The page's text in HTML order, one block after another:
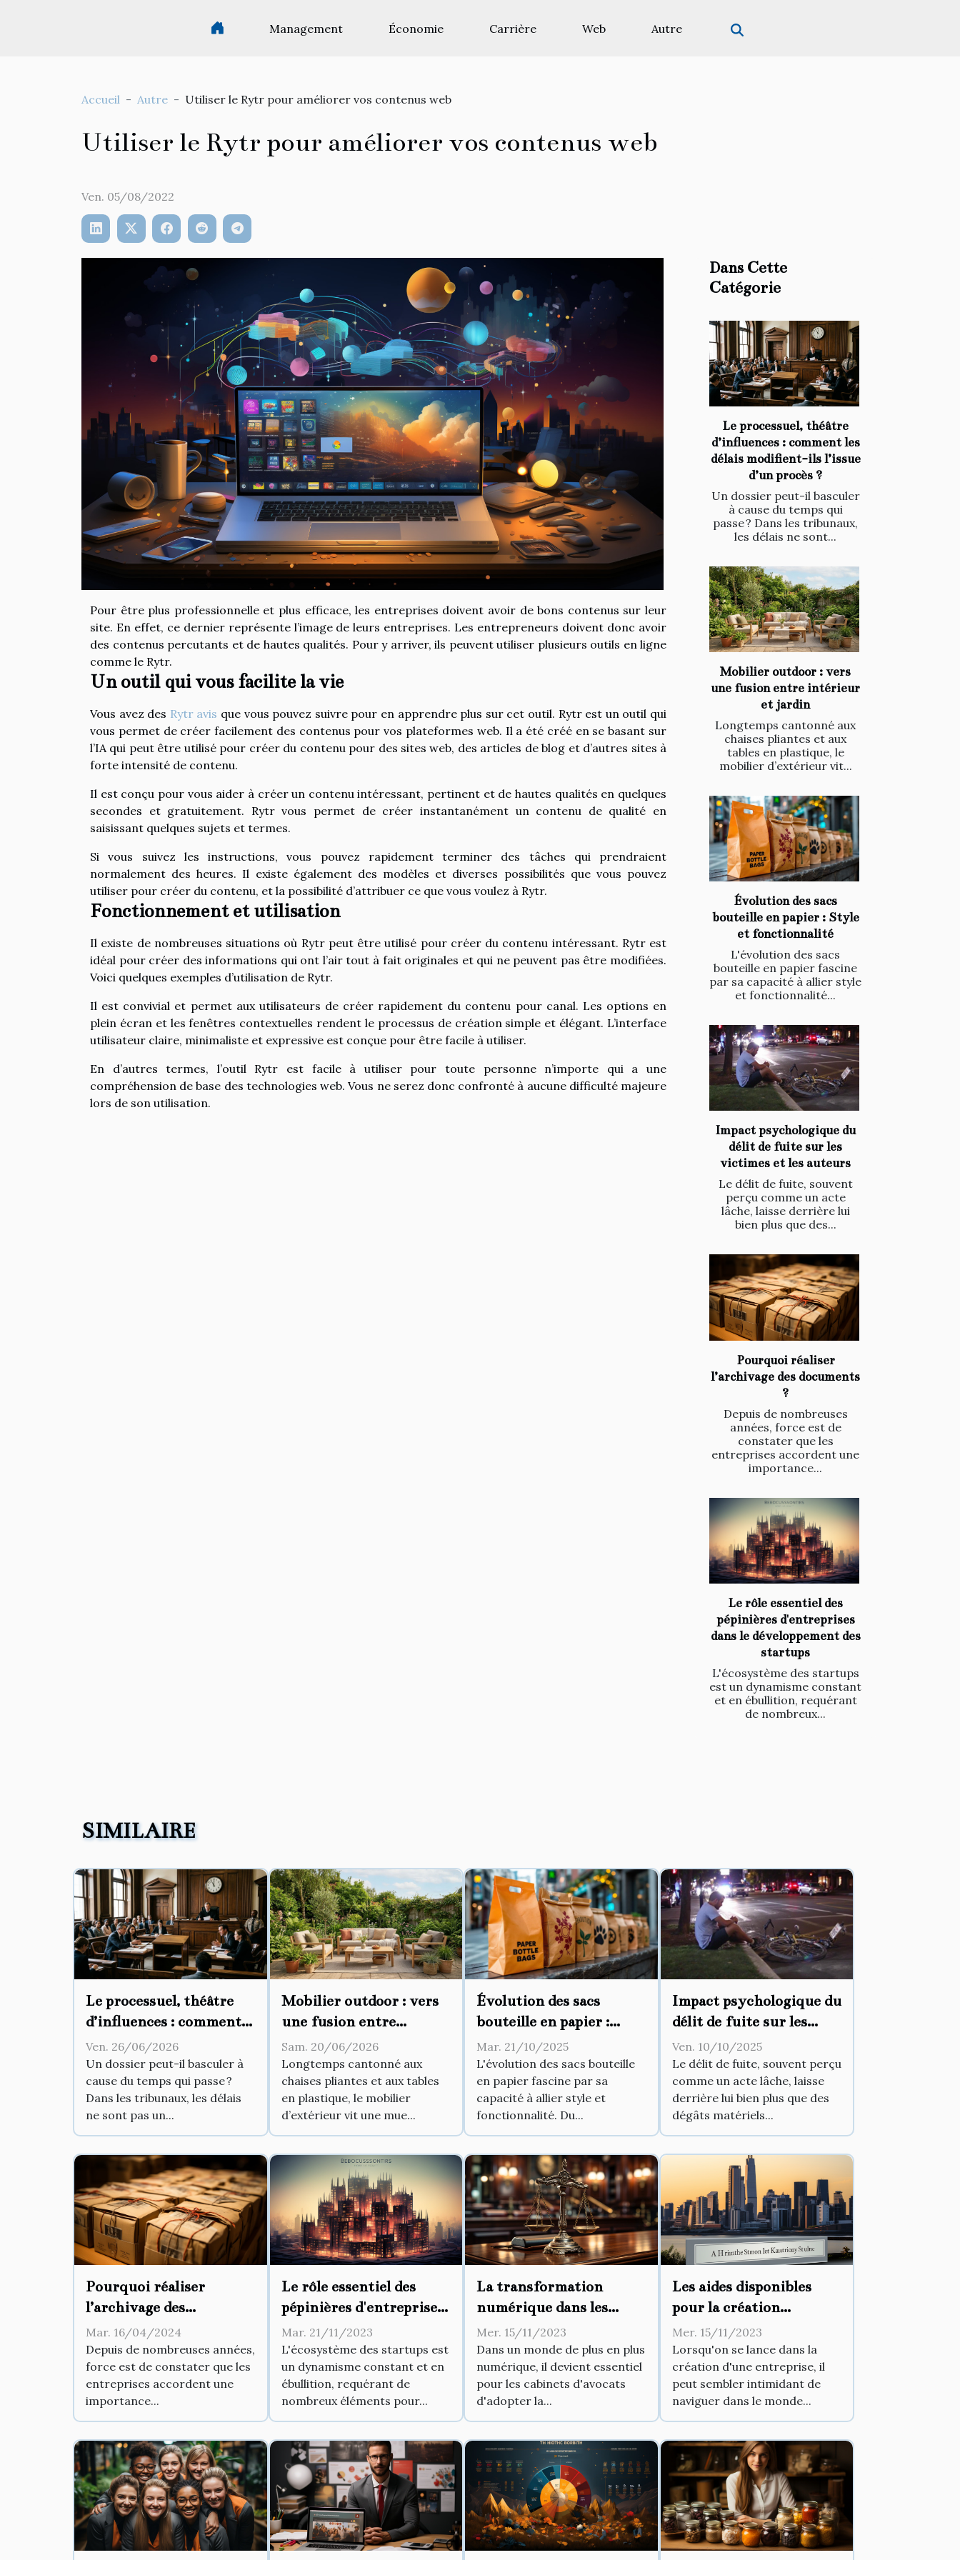
Management Économie Carrière Web Autre
Accueil Autre Utiliser le Rytr pour améliorer vos contenus web
Utiliser le Rytr pour améliorer vos contenus web
Ven. 05/08/2022
Pour être plus professionnelle et plus efficace, les entreprises doivent avoir de bons contenus sur leur
site. En effet, ce dernier représente l’image de leurs entreprises. Les entrepreneurs doivent donc avoir
des contenus percutants et de hautes qualités. Pour y arriver, ils peuvent utiliser plusieurs outils en ligne
comme le Rytr.
Un outil qui vous facilite la vie
Vous avez des Rytr avis que vous pouvez suivre pour en apprendre plus sur cet outil. Rytr est un outil qui
vous permet de créer facilement des contenus pour vos plateformes web. Il a été créé en se basant sur
l’IA qui peut être utilisé pour créer du contenu pour des sites web, des articles de blog et d’autres sites à
forte intensité de contenu.
Il est conçu pour vous aider à créer un contenu intéressant, pertinent et de hautes qualités en quelques
secondes et gratuitement. Rytr vous permet de créer instantanément un contenu de qualité en
saisissant quelques sujets et termes.
Si vous suivez les instructions, vous pouvez rapidement terminer des tâches qui prendraient
normalement des heures. Il existe également des modèles et diverses possibilités que vous pouvez
utiliser pour créer du contenu, et la possibilité d’attribuer ce que vous voulez à Rytr.
Fonctionnement et utilisation
Il existe de nombreuses situations où Rytr peut être utilisé pour créer du contenu intéressant. Rytr est
idéal pour créer des informations qui ont l’air tout à fait originales et qui ne peuvent pas être modifiées.
Voici quelques exemples d’utilisation de Rytr.
Il est convivial et permet aux utilisateurs de créer rapidement du contenu pour canal. Les options en
plein écran et les fenêtres contextuelles rendent le processus de création simple et élégant. L’interface
utilisateur claire, minimaliste et expressive est conçue pour être facile à utiliser.
En d’autres termes, l’outil Rytr est facile à utiliser pour toute personne n’importe qui a une
compréhension de base des technologies web. Vous ne serez donc confronté à aucune difficulté majeure
lors de son utilisation.
Dans Cette
Catégorie
Le processuel, théâtre
d’influences : comment les
délais modifient-ils l’issue
d’un procès ?
Un dossier peut-il basculer
à cause du temps qui
passe ? Dans les tribunaux,
les délais ne sont...
Mobilier outdoor : vers
une fusion entre intérieur
et jardin
Longtemps cantonné aux
chaises pliantes et aux
tables en plastique, le
mobilier d’extérieur vit...
Évolution des sacs
bouteille en papier : Style
et fonctionnalité
L'évolution des sacs
bouteille en papier fascine
par sa capacité à allier style
et fonctionnalité...
Impact psychologique du
délit de fuite sur les
victimes et les auteurs
Le délit de fuite, souvent
perçu comme un acte
lâche, laisse derrière lui
bien plus que des...
Pourquoi réaliser
l’archivage des documents
?
Depuis de nombreuses
années, force est de
constater que les
entreprises accordent une
importance...
Le rôle essentiel des
pépinières d'entreprises
dans le développement des
startups
L'écosystème des startups
est un dynamisme constant
et en ébullition, requérant
de nombreux...
SIMILAIRE
Le processuel, théâtre
d’influences : comment
les délais modifient-ils
l’issue d’un procès ?
Ven. 26/06/2026
Un dossier peut-il basculer à
cause du temps qui passe ?
Dans les tribunaux, les délais
ne sont pas un...
Mobilier outdoor : vers
une fusion entre
intérieur et jardin
Sam. 20/06/2026
Longtemps cantonné aux
chaises pliantes et aux tables
en plastique, le mobilier
d’extérieur vit une mue...
Évolution des sacs
bouteille en papier :
Style et fonctionnalité
Mar. 21/10/2025
L'évolution des sacs bouteille
en papier fascine par sa
capacité à allier style et
fonctionnalité. Du...
Impact psychologique du
délit de fuite sur les
victimes et les auteurs
Ven. 10/10/2025
Le délit de fuite, souvent perçu
comme un acte lâche, laisse
derrière lui bien plus que des
dégâts matériels...
Pourquoi réaliser
l’archivage des
documents ?
Mar. 16/04/2024
Depuis de nombreuses années,
force est de constater que les
entreprises accordent une
importance...
Le rôle essentiel des
pépinières d'entreprises
dans le développement
des startups
Mar. 21/11/2023
L'écosystème des startups est
un dynamisme constant et en
ébullition, requérant de
nombreux éléments pour...
La transformation
numérique dans les
cabinets d’avocats
Mer. 15/11/2023
Dans un monde de plus en plus
numérique, il devient essentiel
pour les cabinets d'avocats
d'adopter la...
Les aides disponibles
pour la création
d'entreprise
Mer. 15/11/2023
Lorsqu'on se lance dans la
création d'une entreprise, il
peut sembler intimidant de
naviguer dans le monde...